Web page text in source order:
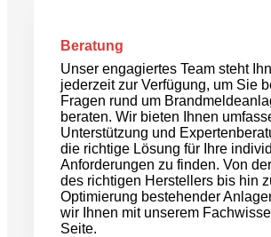
Beratung
Unser engagiertes Team steht
jederzeit zur Verfügung, um Sie
Fragen rund um
beraten. Wir bieten Ihnen
Unterstützung und
die richtige Lösung für Ihre
Anforderungen zu finden. Von
des richtigen Herstellers bis hin
Optimierung bestehender
wir Ihnen mit unserem
Seite.